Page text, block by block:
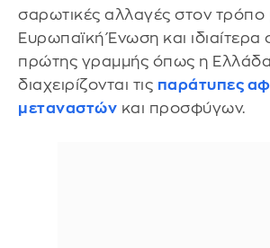
σαρωτικές αλλαγές στον τρόπο
Ευρωπαϊκή Ένωση και ιδιαίτερα
πρώτης γραμμής όπως η
διαχειρίζονται τις παράτυπες
μεταναστών και προσφύγων.